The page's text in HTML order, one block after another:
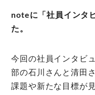
noteに「社員インタ
た。
今回の社員インタビ
部の石川さんと清田
課題や新たな目標が